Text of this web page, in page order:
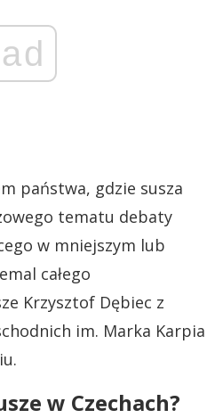
ad
państwa, gdzie susza
tematu debaty
w mniejszym lub
całego
Krzysztof Dębiec z
im. Marka Karpia
w Czechach?